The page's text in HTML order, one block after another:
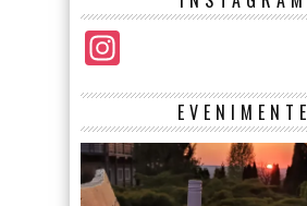
EVENIMENTE